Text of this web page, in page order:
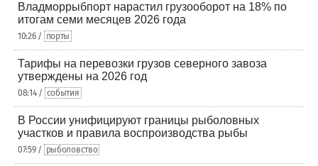
Владморрыбпорт нарастил грузооборот на 18% по
итогам семи месяцев 2026 года
10:26 / порты
Тарифы на перевозки грузов северного завоза
утверждены на 2026 год
08:14 / события
В России унифицируют границы рыболовных
участков и правила воспроизводства рыбы
07:59 / рыболовство